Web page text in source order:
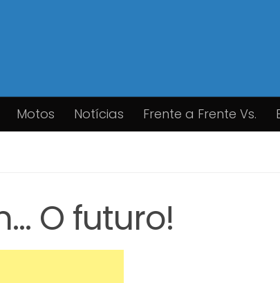
Motos Notícias Frente a Frente Vs.
O futuro!